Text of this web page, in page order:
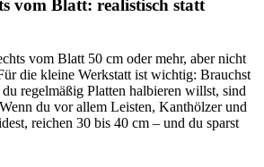
vom Blatt: realistisch statt
vom Blatt 50 cm oder mehr, aber nicht
die kleine Werkstatt ist wichtig: Brauchst
regelmäßig Platten halbieren willst, sind
du vor allem Leisten, Kanthölzer und
reichen 30 bis 40 cm – und du sparst